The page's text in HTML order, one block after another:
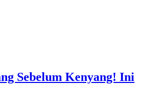
Sebelum Kenyang! Ini